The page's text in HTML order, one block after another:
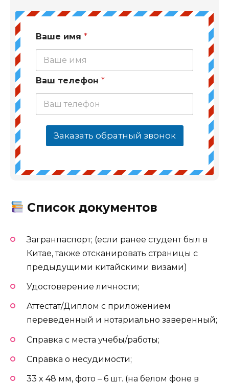
Ваше имя *
Ваш телефон *
Заказать обратный звонок
Список документов
Загранпаспорт; (если ранее студент был в
Китае, также отсканировать страницы с
предыдущими китайскими визами)
Удостоверение личности;
Аттестат/Диплом с приложением
переведенный и нотариально заверенный;
Справка с места учебы/работы;
Справка о несудимости;
33 x 48 мм, фото – 6 шт. (на белом фоне в